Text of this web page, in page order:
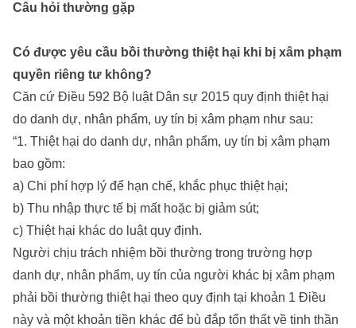
Câu hỏi thường gặp
Có được yêu cầu bồi thường thiệt hại khi bị xâm phạm
quyền riêng tư không?
Căn cứ Điều 592 Bộ luật Dân sự 2015 quy định thiệt hại
do danh dự, nhân phẩm, uy tín bị xâm phạm như sau:
“1. Thiệt hại do danh dự, nhân phẩm, uy tín bị xâm phạm
bao gồm:
a) Chi phí hợp lý để hạn chế, khắc phục thiệt hại;
b) Thu nhập thực tế bị mất hoặc bị giảm sút;
c) Thiệt hại khác do luật quy định.
Người chịu trách nhiệm bồi thường trong trường hợp
danh dự, nhân phẩm, uy tín của người khác bị xâm phạm
phải bồi thường thiệt hại theo quy định tại khoản 1 Điều
này và một khoản tiền khác để bù đắp tổn thất về tinh thần